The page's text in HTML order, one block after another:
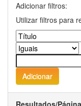
Adicionar filtros:
Utilizar filtros para
Resultados/Página